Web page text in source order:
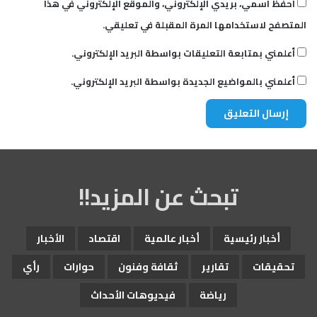
احفظ اسمي، بريدي الإلكتروني، والموقع الإلكتروني في هذا
المتصفح لاستخدامها المرة المقبلة في تعليقي.
أعلمني بمتابعة التعليقات بواسطة البريد الإلكتروني.
أعلمني بالمواضيع الجديدة بواسطة البريد الإلكتروني.
تبحث عن المزيد!!
أخبار رئيسية أخبار عالمية اقتصاد
الأخبار
تحقيقات
تقارير ثقافة وفنون حوارات
رأي
رياضة
فيديوهات الأحداث